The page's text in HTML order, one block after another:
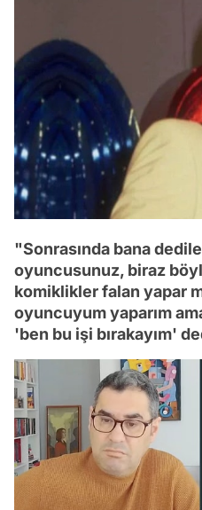
"Sonrasında bana
oyuncusunuz, biraz
komiklikler falan yapar
oyuncuyum yaparım
'ben bu işi bırakayım'